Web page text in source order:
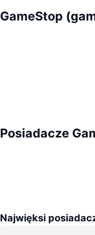
GameStop
Posiadacze
Najwięksi